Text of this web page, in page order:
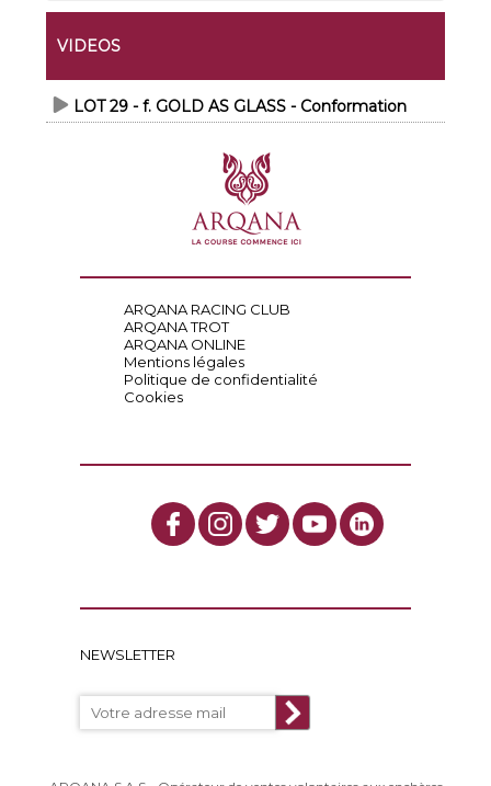
VIDEOS
LOT 29 - f. GOLD AS GLASS - Conformation
ARQANA RACING CLUB
ARQANA TROT
ARQANA ONLINE
Mentions légales
Politique de confidentialité
Cookies
NEWSLETTER